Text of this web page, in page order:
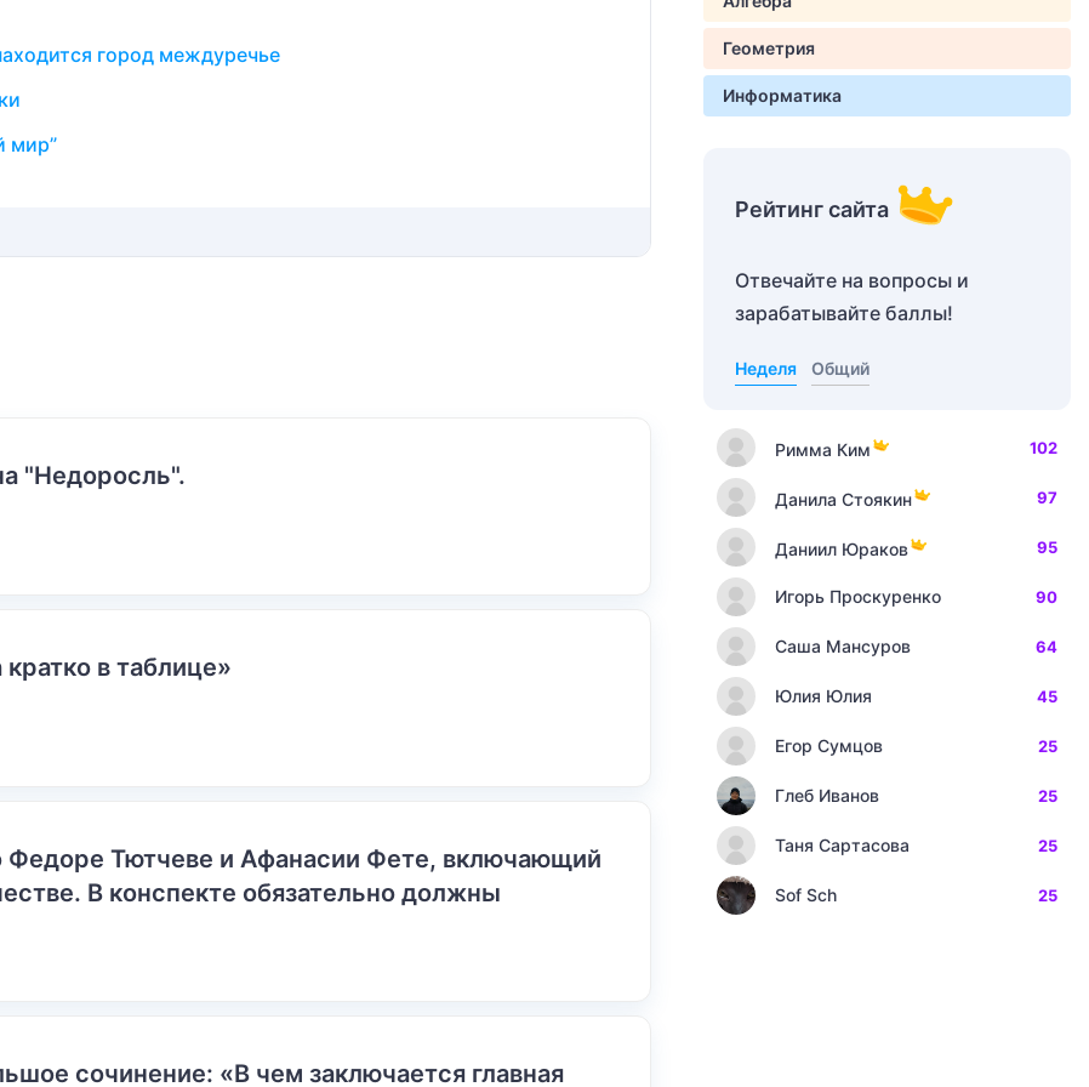
город междуречье
мир”
"Недоросль".
в таблице»
Федоре Тютчеве и Афанасии Фете, включающий
В конспекте обязательно должны
сочинение: «В чем заключается главная
Геометрия
Информатика
Рейтинг сайта
Отвечайте на вопросы и
зарабатывайте баллы!
Неделя Общий
Римма Ким 102
Данила Стоякин 97
Даниил Юраков 95
Игорь Проскуренко 90
Саша Мансуров 64
Юлия Юлия 45
Егор Сумцов 25
Глеб Иванов 25
Таня Сартасова 25
Sof Sch 25